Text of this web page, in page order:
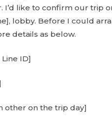
like to confirm our trip
lobby. Before I could
details as below.
ID]
other on the trip day]